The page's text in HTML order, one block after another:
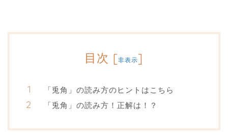
目次 [非表示]
「兎角」の読み方のヒントはこちら
「兎角」の読み方！正解は！？